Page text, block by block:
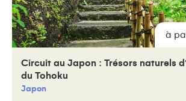
à
Circuit au Japon : Trésors naturels
du Tohoku
Japon